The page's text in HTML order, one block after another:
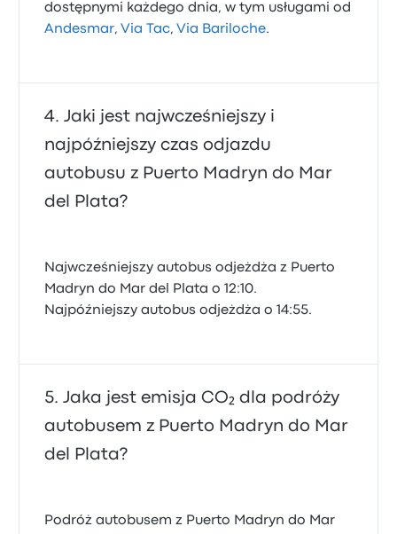
dostępnymi każdego dnia, w tym usługami od
Andesmar, Via Tac, Via Bariloche.
Jaki jest najwcześniejszy i
najpóźniejszy czas odjazdu
autobusu z Puerto Madryn do Mar
del Plata?
Najwcześniejszy autobus odjeżdża z Puerto
Madryn do Mar del Plata o 12:10.
Najpóźniejszy autobus odjeżdża o 14:55.
Jaka jest emisja CO₂ dla podróży
autobusem z Puerto Madryn do Mar
del Plata?
Podróż autobusem z Puerto Madryn do Mar